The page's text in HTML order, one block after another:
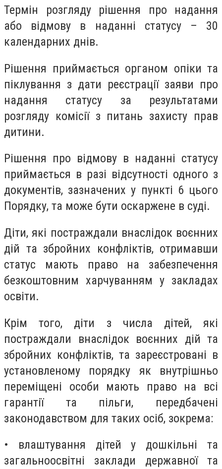
Термін розгляду рішення про надання
або відмову в наданні статусу – 30
календарних днів.
Рішення приймається органом опіки та
піклування з дати реєстрації заяви про
надання статусу за результатами
розгляду комісії з питань захисту прав
дитини.
Рішення про відмову в наданні статусу
приймається в разі відсутності одного з
документів, зазначених у пункті 6 цього
Порядку, та може бути оскаржене в суді.
Діти, які постраждали внаслідок воєнних
дій та збройних конфліктів, отримавши
статус мають право на забезпечення
безкоштовним харчуванням у закладах
освіти.
Крім того, діти з числа дітей, які
постраждали внаслідок воєнних дій та
збройних конфліктів, та зареєстровані в
установленому порядку як внутрішньо
переміщені особи мають право на всі
гарантії та пільги, передбачені
законодавством для таких осіб, зокрема:
• влаштування дітей у дошкільні та
загальноосвітні заклади державної та